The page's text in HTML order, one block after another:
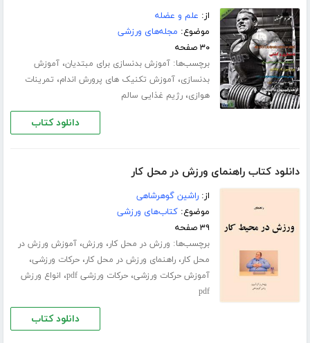
از: علم و عضله
موضوع: مجله‌های ورزشی
۳۰ صفحه
برچسب‌ها:آموزش بدنسازی برای مبتدیان،آموزش
بدنسازی،آموزش تکنیک های پرورش اندام، تمرینات
هوازی،رژیم غذایی سالم
دانلود کتاب
دانلود کتاب راهنمای ورزش در محل کار
از:راشین گوهرشاهی
موضوع:کتاب‌های ورزشی
۳۹ صفحه
برچسب‌ها: ورزش در محل کار، ورزش،آموزش ورزش در
محل کار،راهنمای ورزش در محل کار،حرکات ورزشی،
آموزش حرکات ورزشی،حرکات ورزشی pdf ، انواع ورزش
pdf
دانلود کتاب